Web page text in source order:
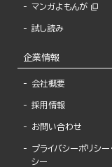
マンガよもんが
試し読み
企業情報
会社概要
採用情報
お問い合わせ
プライバシーポリシー
シー